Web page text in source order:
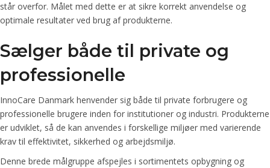
står overfor. Målet med dette er at sikre korrekt anvendelse og
optimale resultater ved brug af produkterne.
Sælger både til private og
professionelle
InnoCare Danmark henvender sig både til private forbrugere og
professionelle brugere inden for institutioner og industri. Produkterne
er udviklet, så de kan anvendes i forskellige miljøer med varierende
krav til effektivitet, sikkerhed og arbejdsmiljø.
Denne brede målgruppe afspejles i sortimentets opbygning og